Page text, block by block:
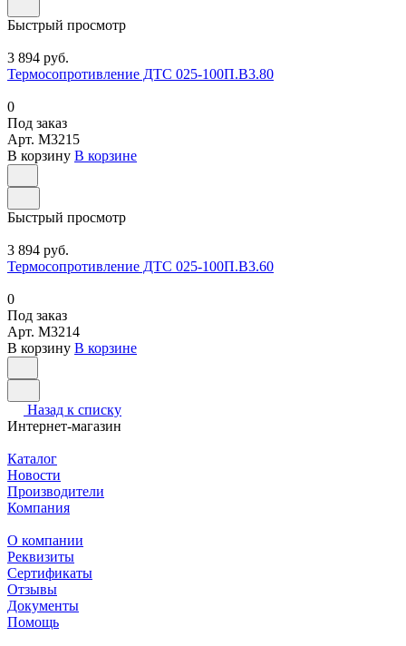
Быстрый просмотр
3 894 руб.
Термосопротивление ДТС 025-100П.В3.80
0
Под заказ
Арт. M3215
В корзину В корзине
Быстрый просмотр
3 894 руб.
Термосопротивление ДТС 025-100П.В3.60
0
Под заказ
Арт. M3214
В корзину В корзине
Назад к списку
Интернет-магазин
Каталог
Новости
Производители
Компания
О компании
Реквизиты
Сертификаты
Отзывы
Документы
Помощь